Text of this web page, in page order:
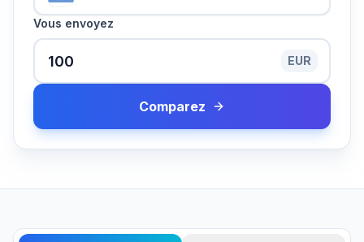
Vous envoyez
EUR
Comparez